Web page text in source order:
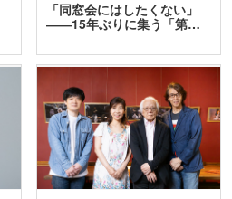
「同窓会にはしたくない」
――15年ぶりに集う「第…